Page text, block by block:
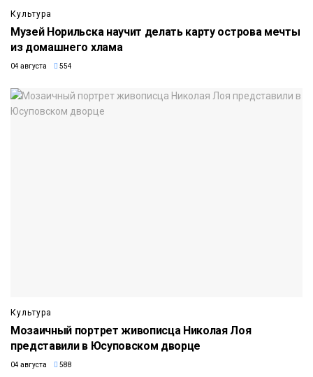
Культура
Музей Норильска научит делать карту острова мечты
из домашнего хлама
04 августа 554
Культура
Мозаичный портрет живописца Николая Лоя
представили в Юсуповском дворце
04 августа 588